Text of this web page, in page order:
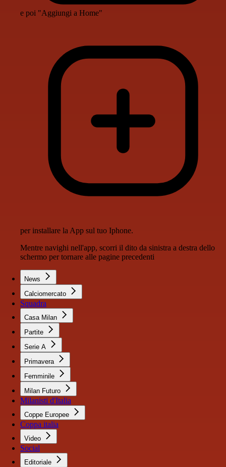
e poi "Aggiungi a Home"
per installare la App sul tuo Iphone.
Mentre navighi nell'app, scorri il dito da sinistra a destra dello
schermo per tornare alle pagine precedenti
News
Calciomercato
Squadra
Casa Milan
Partite
Serie A
Primavera
Femminile
Milan Futuro
Milanisti d'Italia
Coppe Europee
Coppa italia
Video
Social
Editoriale